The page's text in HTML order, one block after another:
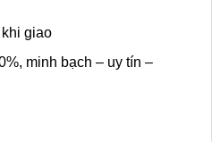
giao
minh bạch – uy tín –